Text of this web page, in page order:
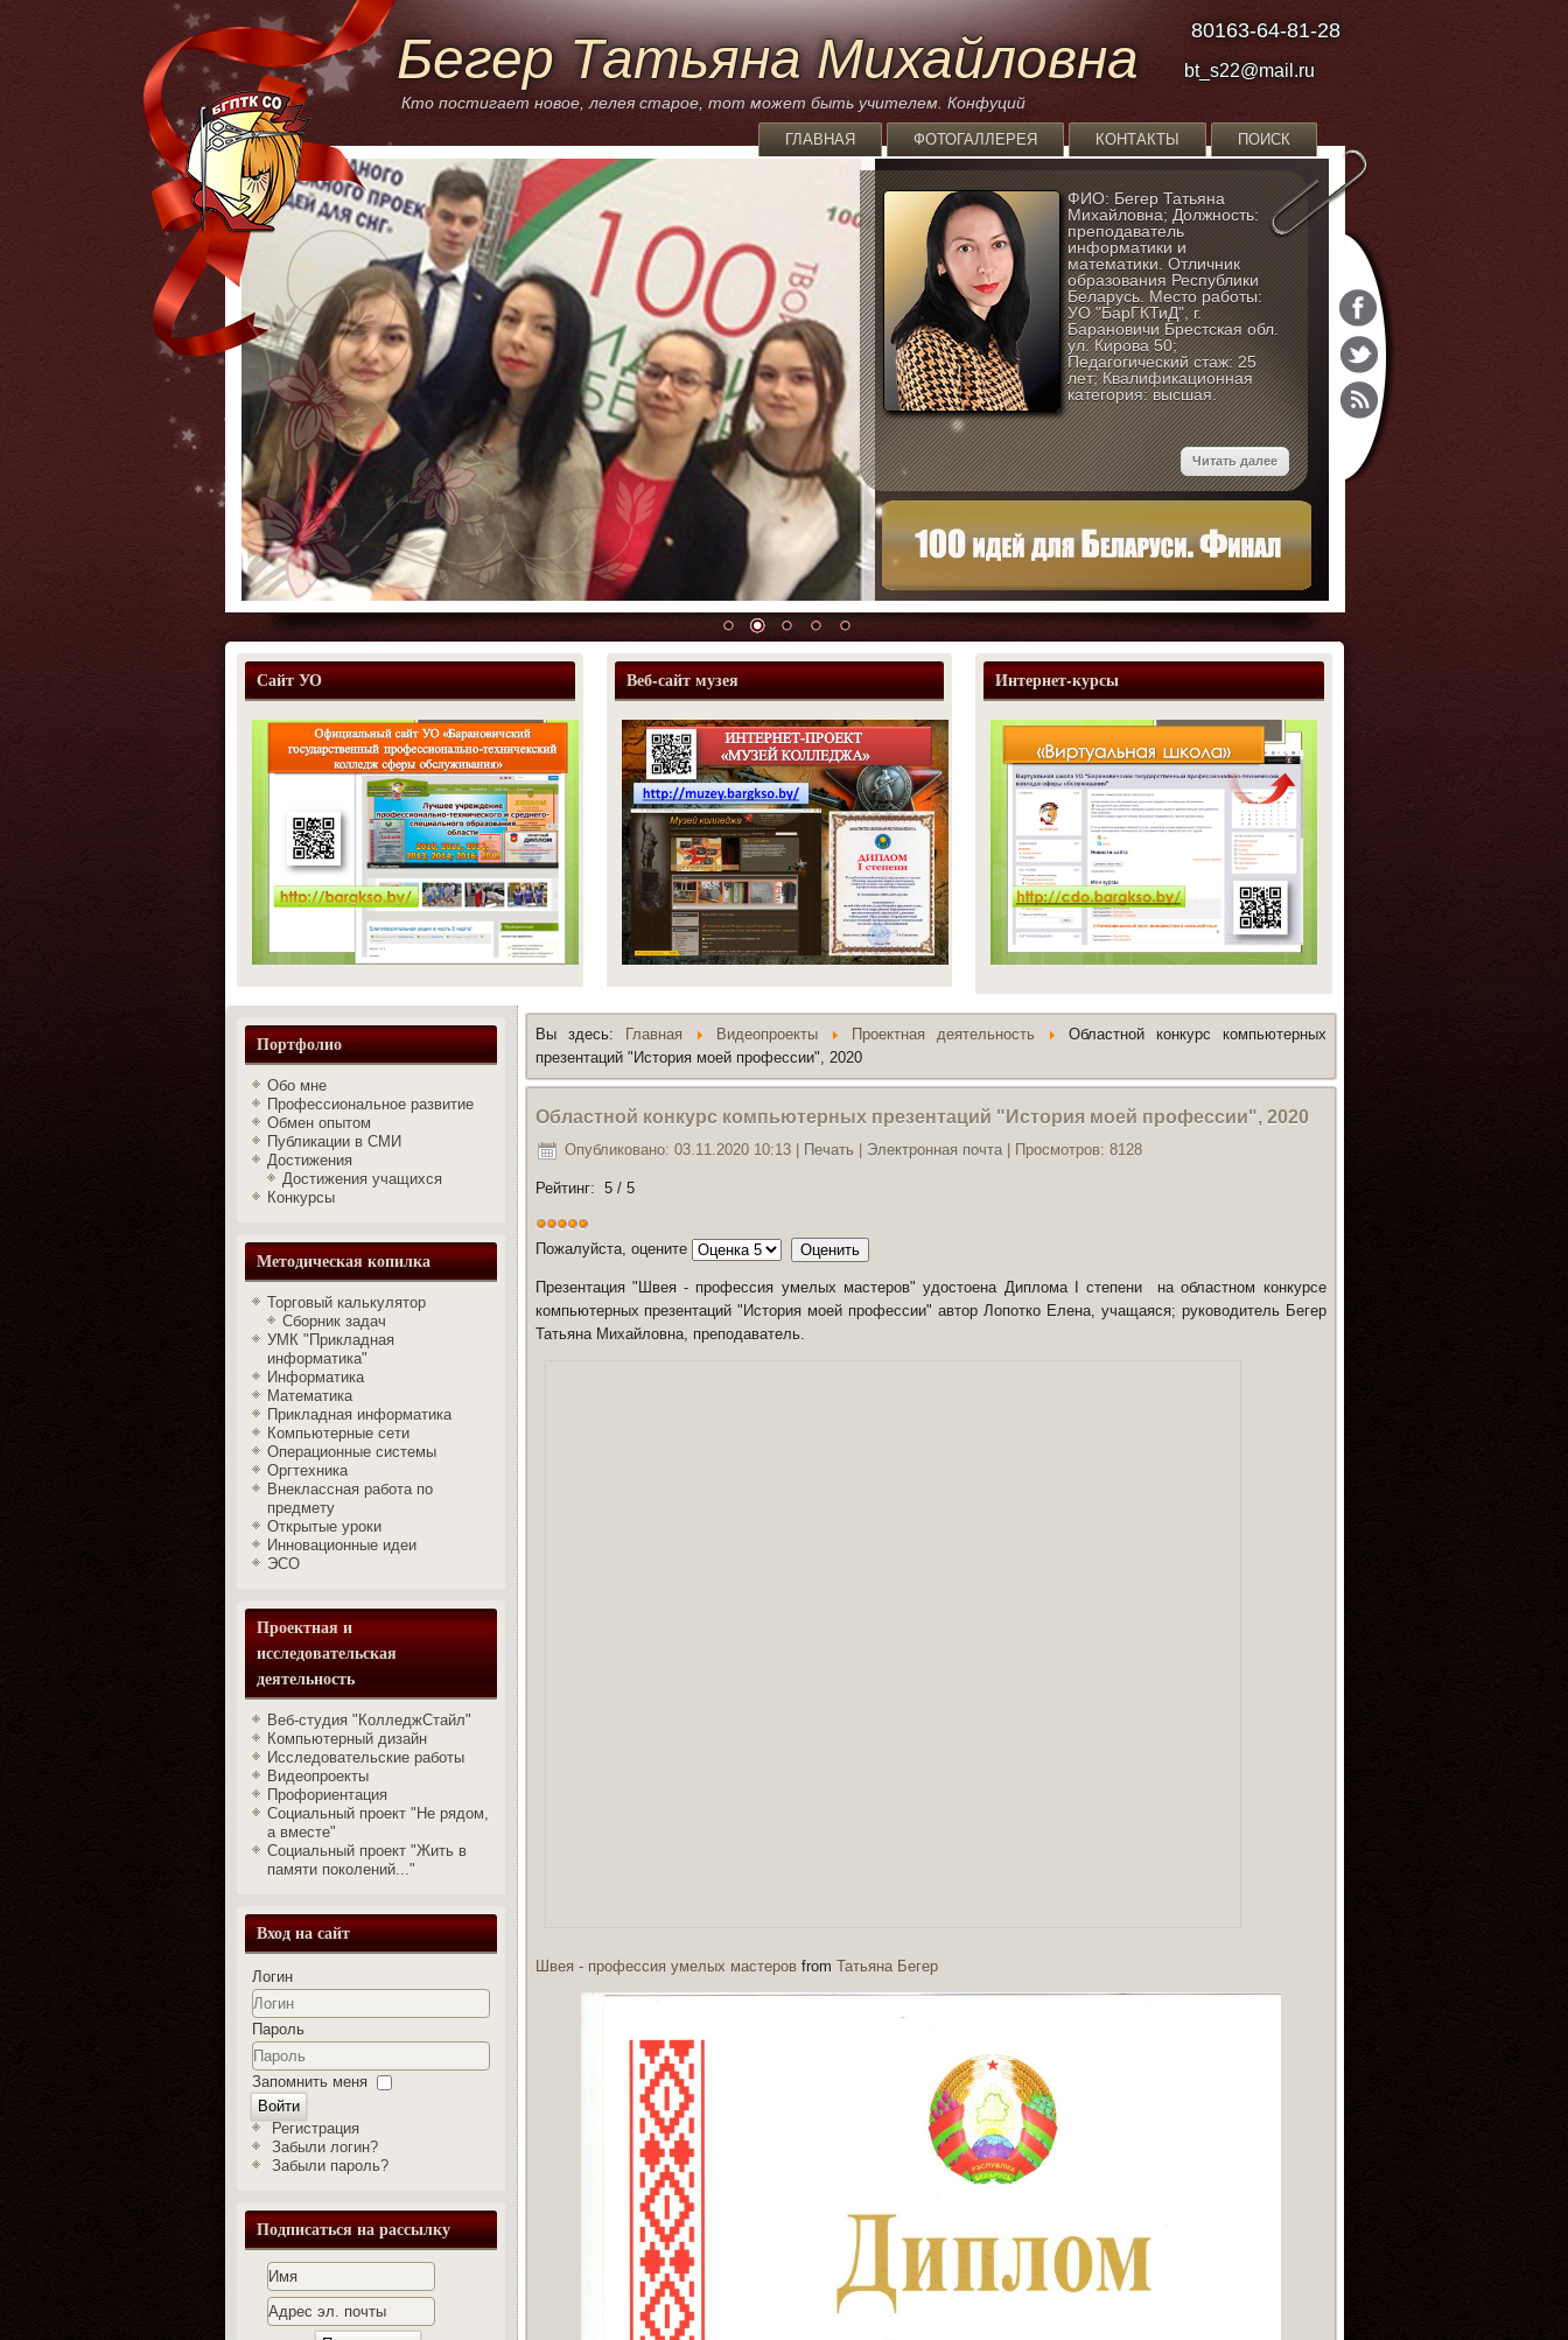
Читать далее
ФИО: Бегер Татьяна
Михайловна; Должность:
преподаватель
информатики и
математики. Отличник
образования Республики
Беларусь. Место работы:
УО "БарГКТиД", г.
Барановичи Брестская обл.
ул. Кирова 50;
Педагогический стаж: 25
лет; Квалификационная
категория: высшая.
80163-64-81-28
bt_s22@mail.ru
Бегер Татьяна Михайловна
Кто постигает новое, лелея старое, тот может быть учителем. Конфуций
ГЛАВНАЯ ФОТОГАЛЛЕРЕЯ КОНТАКТЫ ПОИСК
Сайт УО Веб-сайт музея Интернет-курсы
Портфолио
Обо мне
Профессиональное развитие
Обмен опытом
Публикации в СМИ
Достижения
Достижения учащихся
Конкурсы
Методическая копилка
Торговый калькулятор
Сборник задач
УМК "Прикладная
информатика"
Информатика
Математика
Прикладная информатика
Компьютерные сети
Операционные системы
Оргтехника
Внеклассная работа по
предмету
Открытые уроки
Инновационные идеи
ЭСО
Проектная и
исследовательская
деятельность
Веб-студия "КолледжСтайл"
Компьютерный дизайн
Исследовательские работы
Видеопроекты
Профориентация
Социальный проект "Не рядом,
а вместе"
Социальный проект "Жить в
памяти поколений..."
Вход на сайт
Логин
Пароль
Запомнить меня
Войти
Регистрация
Забыли логин?
Забыли пароль?
Подписаться на рассылку
Вы здесь: Главная Видеопроекты Проектная деятельность
Областной конкурс компьютерных
презентаций "История моей профессии", 2020
Областной конкурс компьютерных презентаций "История моей профессии", 2020
Опубликовано: 03.11.2020 10:13| Печать Электронная почта | Просмотров: 8128
Рейтинг: 5/ 5
Пожалуйста, оцените
Презентация "Швея - профессия умелых мастеров" удостоена Диплома I степенина областном конкурсе
компьютерных презентаций "История моей профессии" автор Лопотко Елена, учащаяся; руководитель Бегер
Татьяна Михайловна, преподаватель.
Швея - профессия умелых мастеров from Татьяна Бегер